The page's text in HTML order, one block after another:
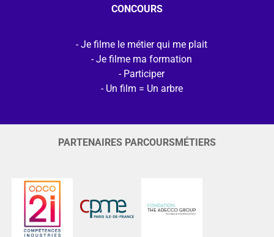
CONCOURS
Je filme le métier qui me plait
Je filme ma formation
Participer
Un film = Un arbre
PARTENAIRES PARCOURSMÉTIERS